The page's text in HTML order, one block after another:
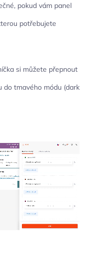
pokud vám panel
potřebujete
si můžete přepnout
do tmavého módu (dark